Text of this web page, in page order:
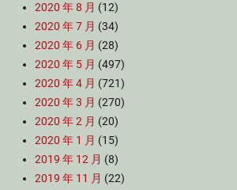
2020 年 8 月 (12)
2020 年 7 月 (34)
2020 年 6 月 (28)
2020 年 5 月 (497)
2020 年 4 月 (721)
2020 年 3 月 (270)
2020 年 2 月 (20)
2020 年 1 月 (15)
2019 年 12 月 (8)
2019 年 11 月 (22)